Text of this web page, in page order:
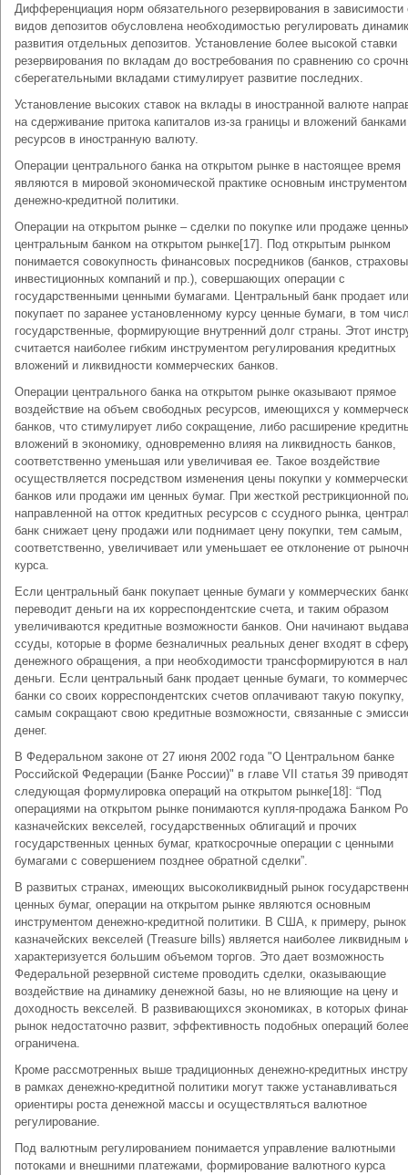
Дифференциация норм обязательного резервирования в зависимости
видов депозитов обусловлена необходимостью регулировать
развития отдельных депозитов. Установление более высокой ставки
резервирования по вкладам до востребования по сравнению со
сберегательными вкладами стимулирует развитие последних.
Установление высоких ставок на вклады в иностранной валюте
на сдерживание притока капиталов из-за границы и вложений
ресурсов в иностранную валюту.
Операции центрального банка на открытом рынке в настоящее время
являются в мировой экономической практике основным инструментом
денежно-кредитной политики.
Операции на открытом рынке – сделки по покупке или продаже
центральным банком на открытом рынке[17]. Под открытым рынком
понимается совокупность финансовых посредников (банков,
инвестиционных компаний и пр.), совершающих операции с
государственными ценными бумагами. Центральный банк продает или
покупает по заранее установленному курсу ценные бумаги, в том
государственные, формирующие внутренний долг страны. Этот
считается наиболее гибким инструментом регулирования кредитных
вложений и ликвидности коммерческих банков.
Операции центрального банка на открытом рынке оказывают прямое
воздействие на объем свободных ресурсов, имеющихся у
банков, что стимулирует либо сокращение, либо расширение
вложений в экономику, одновременно влияя на ликвидность банков,
соответственно уменьшая или увеличивая ее. Такое воздействие
осуществляется посредством изменения цены покупки у
банков или продажи им ценных бумаг. При жесткой рестрикционной
направленной на отток кредитных ресурсов с ссудного рынка,
банк снижает цену продажи или поднимает цену покупки, тем самым,
соответственно, увеличивает или уменьшает ее отклонение от
курса.
Если центральный банк покупает ценные бумаги у коммерческих
переводит деньги на их корреспондентские счета, и таким образом
увеличиваются кредитные возможности банков. Они начинают
ссуды, которые в форме безналичных реальных денег входят в
денежного обращения, а при необходимости трансформируются в
деньги. Если центральный банк продает ценные бумаги, то
банки со своих корреспондентских счетов оплачивают такую покупку,
самым сокращают свою кредитные возможности, связанные с
денег.
В Федеральном законе от 27 июня 2002 года "О Центральном банке
Российской Федерации (Банке России)" в главе VII статья 39
следующая формулировка операций на открытом рынке[18]: “Под
операциями на открытом рынке понимаются купля-продажа Банком
казначейских векселей, государственных облигаций и прочих
государственных ценных бумаг, краткосрочные операции с ценными
бумагами с совершением позднее обратной сделки”.
В развитых странах, имеющих высоколиквидный рынок
ценных бумаг, операции на открытом рынке являются основным
инструментом денежно-кредитной политики. В США, к примеру, рынок
казначейских векселей (Treasure bills) является наиболее ликвидным
характеризуется большим объемом торгов. Это дает возможность
Федеральной резервной системе проводить сделки, оказывающие
воздействие на динамику денежной базы, но не влияющие на цену и
доходность векселей. В развивающихся экономиках, в которых
рынок недостаточно развит, эффективность подобных операций более
ограничена.
Кроме рассмотренных выше традиционных денежно-кредитных
в рамках денежно-кредитной политики могут также устанавливаться
ориентиры роста денежной массы и осуществляться валютное
регулирование.
Под валютным регулированием понимается управление валютными
потоками и внешними платежами, формирование валютного курса